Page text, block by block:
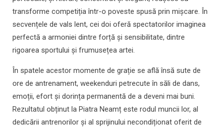
transforme competiția într-o poveste spusă prin mișcare. În
secvențele de vals lent, cei doi oferă spectatorilor imaginea
perfectă a armoniei dintre forță și sensibilitate, dintre
rigoarea sportului și frumusețea artei.
În spatele acestor momente de grație se află însă sute de
ore de antrenament, weekenduri petrecute în săli de dans,
emoții, efort și dorința permanentă de a deveni mai buni.
Rezultatul obținut la Piatra Neamț este rodul muncii lor, al
dedicării antrenorilor și al sprijinului necondiționat oferit de